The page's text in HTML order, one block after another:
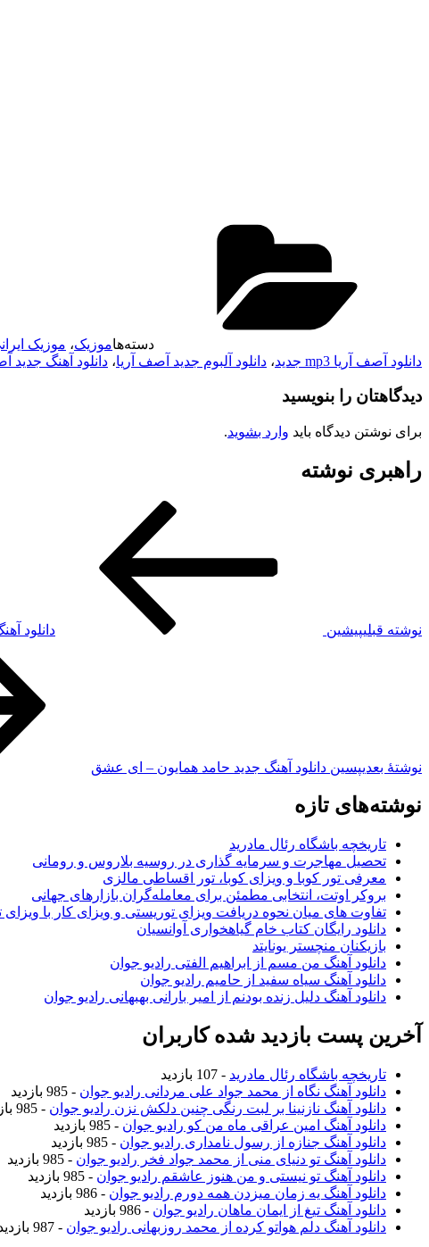
دسته‌هاموزیک، موزیک
دانلود آصف آریا mp3 جدید
، دانلود آلبوم جدید آصف آریا، دانلود آهنگ جدید
دیدگاهتان را بنویسید
برای نوشتن دیدگاه باید وارد بشوید.
راهبری نوشته
نوشته قبلیپیشین دانلود
نوشته‌ٔ بعدیپسین دانلود آهنگ جدید حامد همایون – ای عشق
نوشته‌های تازه
تاریخچه باشگاه رئال مادرید
تحصیل مهاجرت و سرمایه گذاری در روسیه بلاروس و رومانی
معرفی تور کوبا و ویزای کوبا، تور اقساطی مالزی
بروکر اوتت، انتخابی مطمئن برای معامله‌گران بازارهای جهانی
تفاوت های میان نحوه دریافت ویزای توریستی و ویزای کار با ویزای
دانلود رایگان کتاب خام گیاهخواری آوانسیان
بازیکنان منچستر یونایتد
دانلود آهنگ من مسم از ابراهیم الفتی رادیو جوان
دانلود آهنگ سیاه سفید از حامیم رادیو جوان
دانلود آهنگ دلیل زنده بودنم از امیر بارانی بهبهانی رادیو جوان
آخرین پست بازدید شده کاربران
تاریخچه باشگاه رئال مادرید - 107 بازدید
دانلود آهنگ نگاه از محمد جواد علی مردانی رادیو جوان - 985 بازدید
دانلود آهنگ نازنینا بر لبت رنگی چنین دلکش نزن رادیو جوان - 985 بازدید
دانلود آهنگ امین عراقی ماه من کو رادیو جوان - 985 بازدید
دانلود آهنگ جنازه از رسول نامداری رادیو جوان - 985 بازدید
دانلود آهنگ تو دنیای منی از محمد جواد فخر رادیو جوان - 985 بازدید
دانلود آهنگ تو نیستی و من هنوز عاشقم رادیو جوان - 985 بازدید
دانلود آهنگ یه زمان میزدن همه دورم رادیو جوان - 986 بازدید
دانلود آهنگ تیغ از ایمان ماهان رادیو جوان - 986 بازدید
دانلود آهنگ دلم هواتو کرده از محمد روزبهانی رادیو جوان - 987 بازدید